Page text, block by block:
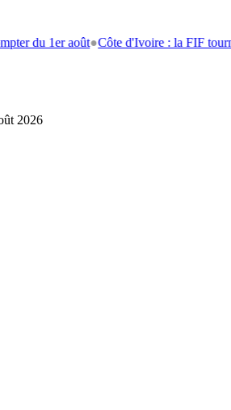
août●Côte d'Ivoire : la FIF tourne la page
2026